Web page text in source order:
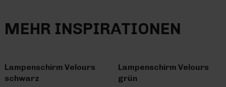
MEHR INSPIRATIONEN
Lampenschirm Velours
schwarz
Lampenschirm Velours
grün